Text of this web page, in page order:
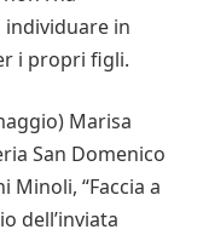
individuare in
i propri figli.
Marisa
San Domenico
“Faccia a
dell’inviata